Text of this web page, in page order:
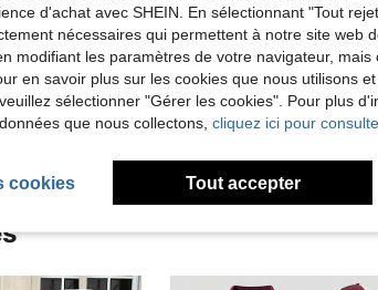
Utile
D'avis
d'achat avec SHEIN. En sélectionnant "Tout
nécessaires qui permettent à notre site web
modifiant les paramètres de votre navigateur,
en savoir plus sur les cookies que nous utilisons
sélectionner "Gérer les cookies". Pour plus
que nous collectons, cliquez ici pour
cookies Tout accepter